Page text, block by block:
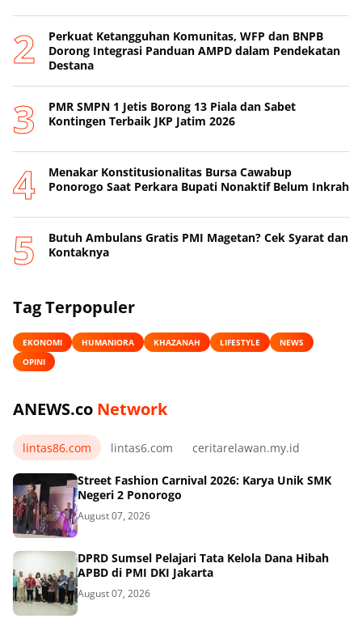
Perkuat Ketangguhan Komunitas, WFP dan BNPB
Dorong Integrasi Panduan AMPD dalam Pendekatan
Destana
PMR SMPN 1 Jetis Borong 13 Piala dan Sabet
Kontingen Terbaik JKP Jatim 2026
Menakar Konstitusionalitas Bursa Cawabup
Ponorogo Saat Perkara Bupati Nonaktif Belum Inkrah
Butuh Ambulans Gratis PMI Magetan? Cek Syarat dan
Kontaknya
Tag Terpopuler
EKONOMI HUMANIORA KHAZANAH LIFESTYLE
NEWS
OPINI
ANEWS.co Network
lintas86.com lintas6.com ceritarelawan.my.id
Street Fashion Carnival 2026: Karya Unik SMK
Negeri 2 Ponorogo
August 07, 2026
DPRD Sumsel Pelajari Tata Kelola Dana Hibah
APBD di PMI DKI Jakarta
August 07, 2026